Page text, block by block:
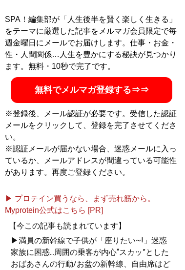
ナに翻弄された甲子園』『オイシックス新潟アルビレッ
クスBCの挑戦』（いずれも双葉社）
記事一覧へ
SPA！編集部が「人生後半を賢く楽しく生きる」
をテーマに厳選した記事をメルマガ会員限定で毎
週金曜日にメールでお届けします。仕事・お金・
性・人間関係…人生を豊かにする秘訣が見つかり
ます。無料・10秒で完了です。
無料でメルマガ登録する⇒⇒
※登録後、メール認証が必要です。受信した認証
メールをクリックして、登録を完了させてくださ
い。
※認証メールが届かない場合、迷惑メールに入っ
ているか、メールアドレスが間違っている可能性
があります。再度ご登録ください。
▶ プロテイン買うなら、まず売れ筋から。
Myprotein公式はこちら [PR]
【今この記事も読まれています】
▶満員の新幹線で子供が「座りたい~!」迷惑
家族に困惑...周囲の乗客が内心“スカッ”とした
おばあさんの行動/お盆の新幹線、自由席はど